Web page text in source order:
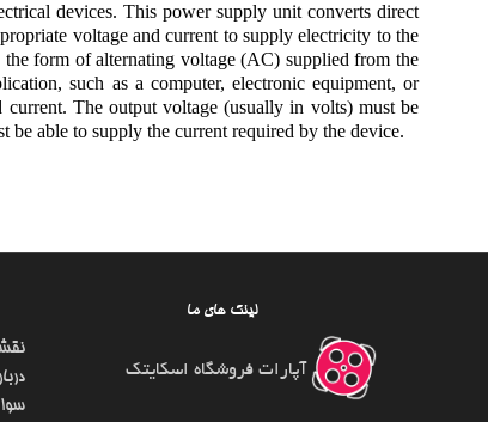
devices. This power supply unit converts direct
voltage and current to supply electricity to the
form of alternating voltage (AC) supplied from the
such as a computer, electronic equipment, or
The output voltage (usually in volts) must be
be able to supply the current required by the device.
لینک های ما
آپارات فروشگاه اسکایتک